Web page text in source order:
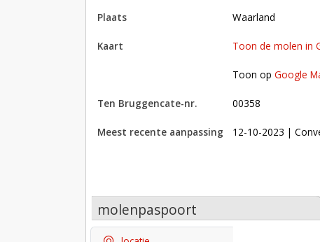
plaats Waarland
kaart Toon de molen in
Toon op Google Maps met andere molens in
Toon op Google
Ten Bruggencate-nr. 00358
Meest recente aanpassing 12-10-2023 |
molenpaspoort